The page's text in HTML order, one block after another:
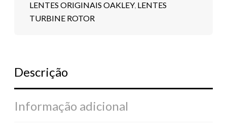
LENTES ORIGINAIS OAKLEY, LENTES
TURBINE ROTOR
Descrição
Informação adicional